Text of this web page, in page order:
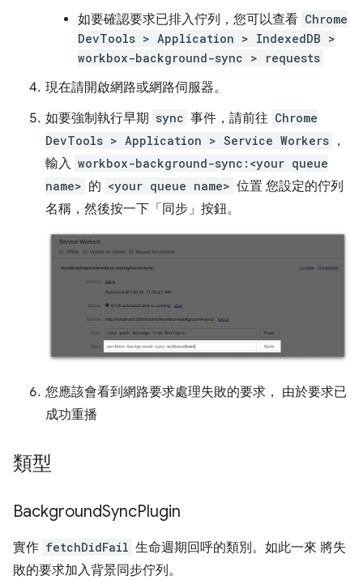
如要確認要求已排入佇列，您可以查看 Chrome
DevTools > Application > IndexedDB >
workbox-background-sync > requests
現在請開啟網路或網路伺服器。
如要強制執行早期 sync 事件，請前往 Chrome
DevTools > Application > Service Workers ，
輸入 workbox-background-sync:<your queue
name> 的 <your queue name> 位置 您設定的佇列
名稱，然後按一下「同步」按鈕。
您應該會看到網路要求處理失敗的要求， 由於要求已
成功重播
類型
BackgroundSyncPlugin
實作 fetchDidFail 生命週期回呼的類別。如此一來 將失
敗的要求加入背景同步佇列。